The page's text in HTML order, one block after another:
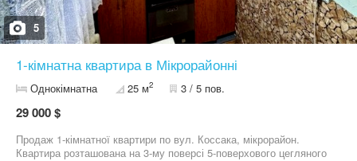
5
1-кімнатна квартира в Мікрорайонні
Однокімнатна 25 м2 3 / 5 пов.
29 000 $
Продаж 1-кімнатної квартири по вул. Коссака, мікрорайон.
Квартира розташована на 3-му поверсі 5-поверхового цегляного